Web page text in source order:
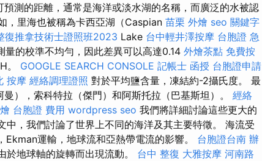
測的距離，通常是海洋或淡水湖的名稱，而廣泛的水被認
，里海也被稱為卡西亞湖（Caspian 苗栗 外燴 seo 關鍵字
復推拿技術士證照班2023 Lake 台中輕井澤按摩 台胞證 急
的校準不均勻，因此差異可以高達0.14 外燴茶點 免費按
。 GOOGLE SEARCH CONSOLE 記帳士 函授 台胞證申請
按摩 經絡調理證照 對於平均鹽含量，凍結約-2攝氏度。 最
），索科特拉（傑門）和阿斯托拉（巴基斯坦）。 經絡
台胞證 費用 wordpress seo 我們將詳細討論這些更大的
中，我們討論了世界上不同的海洋及其主要特徵。 海流受
運輸，地球流和亞熱帶電流的影響。 台胞證台南 辦
於地球軸的旋轉而出現流動。 台中 整復 大雅按摩 河南路